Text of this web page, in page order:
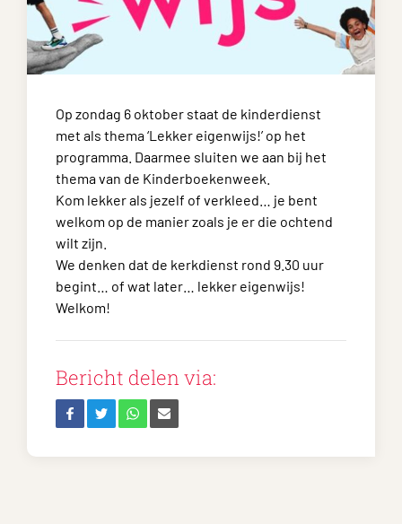
Op zondag 6 oktober staat de kinderdienst
met als thema ‘Lekker eigenwijs!’ op het
programma. Daarmee sluiten we aan bij het
thema van de Kinderboekenweek.
Kom lekker als jezelf of verkleed… je bent
welkom op de manier zoals je er die ochtend
wilt zijn.
We denken dat de kerkdienst rond 9.30 uur
begint… of wat later… lekker eigenwijs!
Welkom!
Bericht delen via: